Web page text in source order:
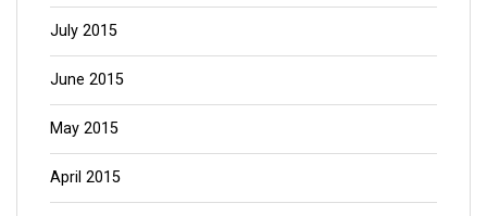
July 2015
June 2015
May 2015
April 2015